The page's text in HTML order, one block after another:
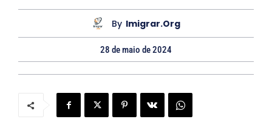
By Imigrar.org
28 de maio de 2024